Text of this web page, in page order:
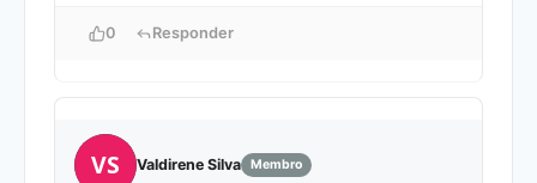
0 Responder
VS Valdirene Silva Membro